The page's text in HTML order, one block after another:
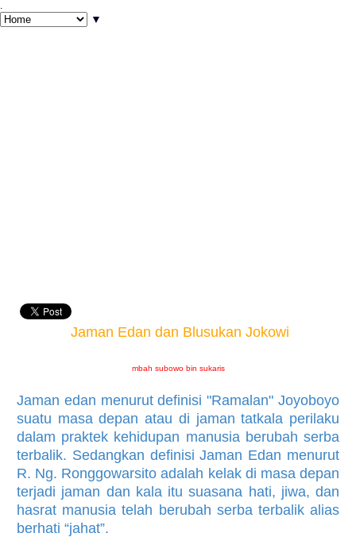
.
▼
Jaman Edan dan Blusukan Jokowi
mbah subowo bin sukaris
Jaman edan menurut definisi "Ramalan" Joyoboyo
suatu masa depan atau di jaman tatkala perilaku
dalam praktek kehidupan manusia berubah serba
terbalik. Sedangkan definisi Jaman Edan menurut
R. Ng. Ronggowarsito adalah kelak di masa depan
terjadi jaman dan kala itu suasana hati, jiwa, dan
hasrat manusia telah berubah serba terbalik alias
berhati “jahat”.